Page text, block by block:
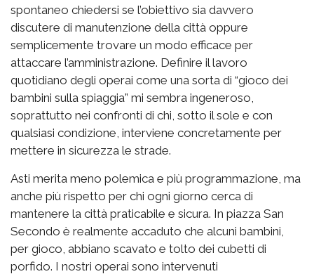
spontaneo chiedersi se l’obiettivo sia davvero
discutere di manutenzione della città oppure
semplicemente trovare un modo efficace per
attaccare l’amministrazione. Definire il lavoro
quotidiano degli operai come una sorta di “gioco dei
bambini sulla spiaggia” mi sembra ingeneroso,
soprattutto nei confronti di chi, sotto il sole e con
qualsiasi condizione, interviene concretamente per
mettere in sicurezza le strade.
Asti merita meno polemica e più programmazione, ma
anche più rispetto per chi ogni giorno cerca di
mantenere la città praticabile e sicura. In piazza San
Secondo è realmente accaduto che alcuni bambini,
per gioco, abbiano scavato e tolto dei cubetti di
porfido. I nostri operai sono intervenuti